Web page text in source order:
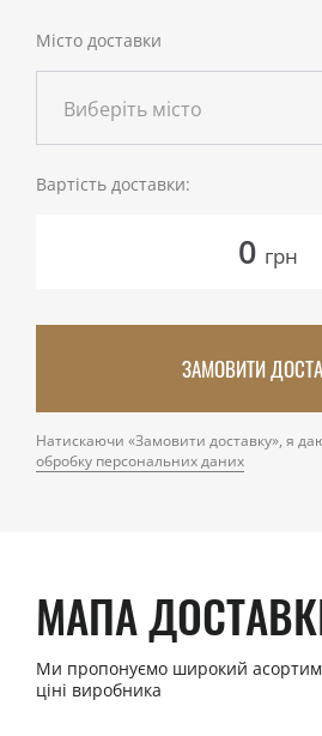
Місто доставки
Виберіть місто
Вартість доставки:
0 грн
ЗАМОВИТИ
Натискаючи «Замовити доставку», я
обробку персональних даних
МАПА
Ми пропонуємо широкий
ціні виробника